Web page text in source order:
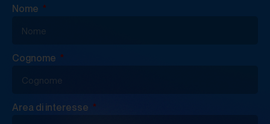
Nome
Cognome
Area di interesse